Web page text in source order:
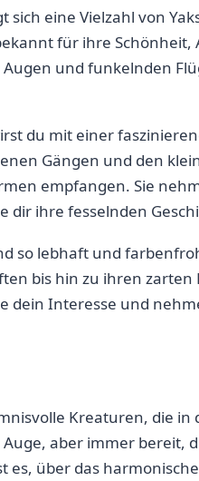
eine Vielzahl von
für‍ ihre
und funkelnden​
du ‌mit einer
Gängen und ⁣den
empfangen. Sie‌
⁢dir ⁣ihre ​fesselnden
so lebhaft und
bis​ hin zu ihren
dein Interesse und
⁣Kreaturen, die in
aber immer bereit,
es, über das